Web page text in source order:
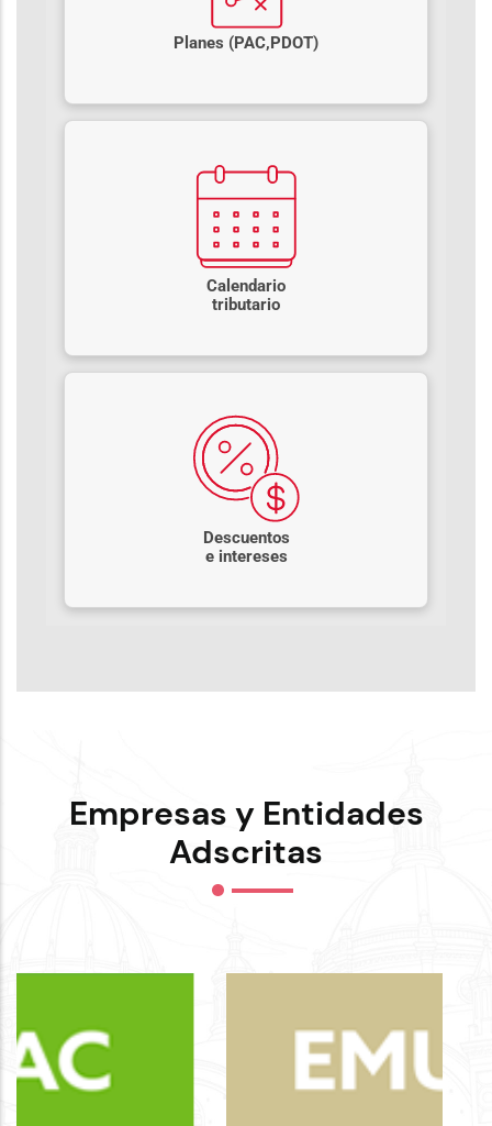
Planes (PAC,PDOT)
Calendario
tributario
Descuentos
e intereses
Empresas y Entidades
Adscritas